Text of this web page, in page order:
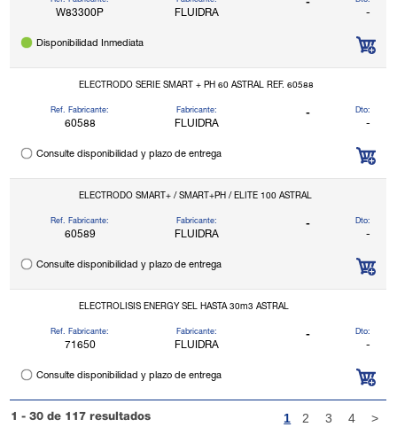
W83300P FLUIDRA
-
-
Disponibilidad Inmediata
ELECTRODO SERIE SMART + PH 60 ASTRAL REF. 60588
Ref. Fabricante:
60588
Fabricante:
FLUIDRA
- Dto:
-
Consulte disponibilidad y plazo de entrega
ELECTRODO SMART+ / SMART+PH / ELITE 100 ASTRAL
Ref. Fabricante:
60589
Fabricante:
FLUIDRA
- Dto:
-
Consulte disponibilidad y plazo de entrega
ELECTROLISIS ENERGY SEL HASTA 30m3 ASTRAL
Ref. Fabricante:
71650
Fabricante:
FLUIDRA
- Dto:
-
Consulte disponibilidad y plazo de entrega
1 - 30 de 117 resultados 1 2 3 4 >